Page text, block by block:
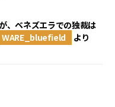
、ベネズエラでの独裁は
WARE_bluefield より